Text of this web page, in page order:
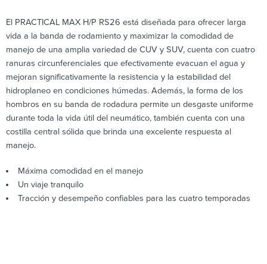
El PRACTICAL MAX H/P RS26 está diseñada para ofrecer larga
vida a la banda de rodamiento y maximizar la comodidad de
manejo de una amplia variedad de CUV y SUV, cuenta con cuatro
ranuras circunferenciales que efectivamente evacuan el agua y
mejoran significativamente la resistencia y la estabilidad del
hidroplaneo en condiciones húmedas. Además, la forma de los
hombros en su banda de rodadura permite un desgaste uniforme
durante toda la vida útil del neumático, también cuenta con una
costilla central sólida que brinda una excelente respuesta al
manejo.
Máxima comodidad en el manejo
Un viaje tranquilo
Tracción y desempeño confiables para las cuatro temporadas